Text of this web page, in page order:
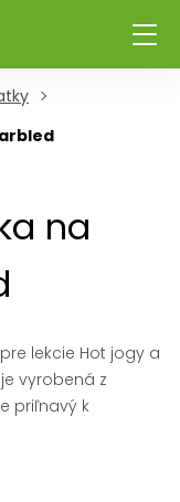
na
lekcie Hot jogy a
vyrobená z
priľnavý k